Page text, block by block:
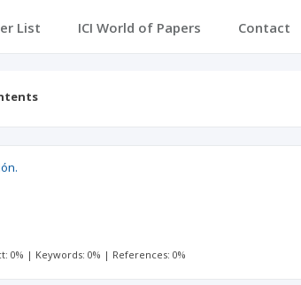
List ICI World of Papers Contact
0% | Keywords: 0% | References: 0%